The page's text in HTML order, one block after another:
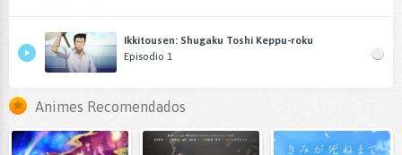
Ikkitousen: Shugaku Toshi Keppu-roku
Episodio 1
Animes Recomendados